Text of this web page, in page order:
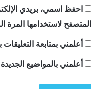
احفظ اسمي، بريدي
المتصفح لاستخدامها المرة
أعلمني بمتابعة
أعلمني بالمواضيع